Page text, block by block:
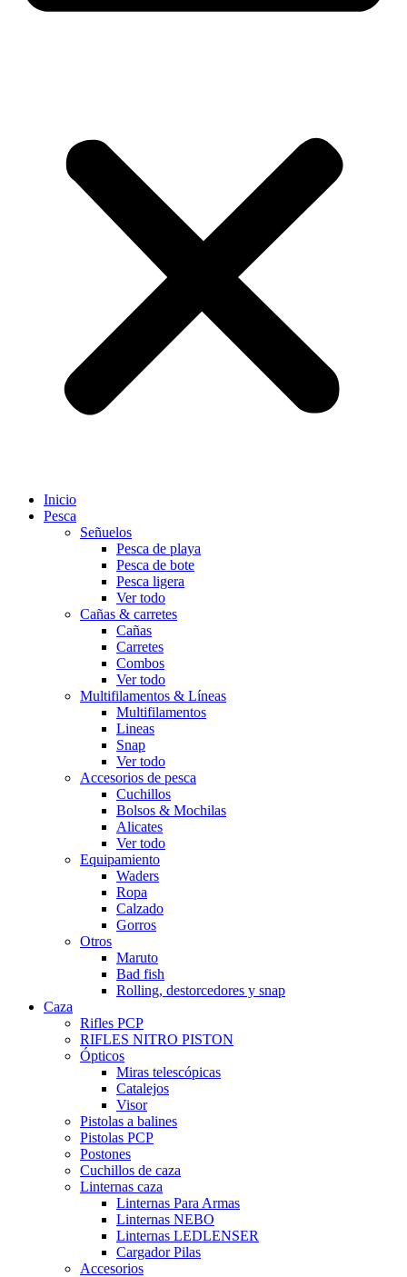
Inicio
Pesca
Señuelos
Pesca de playa
Pesca de bote
Pesca ligera
Ver todo
Cañas & carretes
Cañas
Carretes
Combos
Ver todo
Multifilamentos & Líneas
Multifilamentos
Lineas
Snap
Ver todo
Accesorios de pesca
Cuchillos
Bolsos & Mochilas
Alicates
Ver todo
Equipamiento
Waders
Ropa
Calzado
Gorros
Otros
Maruto
Bad fish
Rolling, destorcedores y snap
Caza
Rifles PCP
RIFLES NITRO PISTON
Ópticos
Miras telescópicas
Catalejos
Visor
Pistolas a balines
Pistolas PCP
Postones
Cuchillos de caza
Linternas caza
Linternas Para Armas
Linternas NEBO
Linternas LEDLENSER
Cargador Pilas
Accesorios